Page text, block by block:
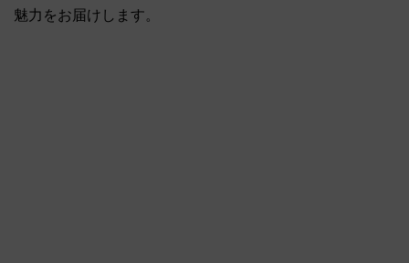
魅力をお届けします。